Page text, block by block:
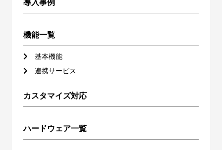
導入事例
機能一覧
基本機能
連携サービス
カスタマイズ対応
ハードウェア一覧